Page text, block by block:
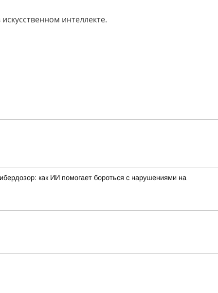
интеллекте.
как ИИ помогает бороться с нарушениями на